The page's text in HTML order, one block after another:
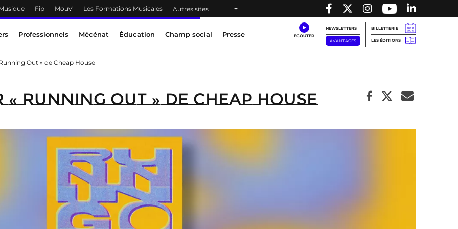
Fip Mouv' Les Formations Musicales Autres sites
Professionnels Mécénat Éducation Champ social Presse
NEWSLETTERS
AVANTAGES
BILLETTERIE
LES ÉDITIONS
Out » de Cheap House
Running Out » de Cheap House